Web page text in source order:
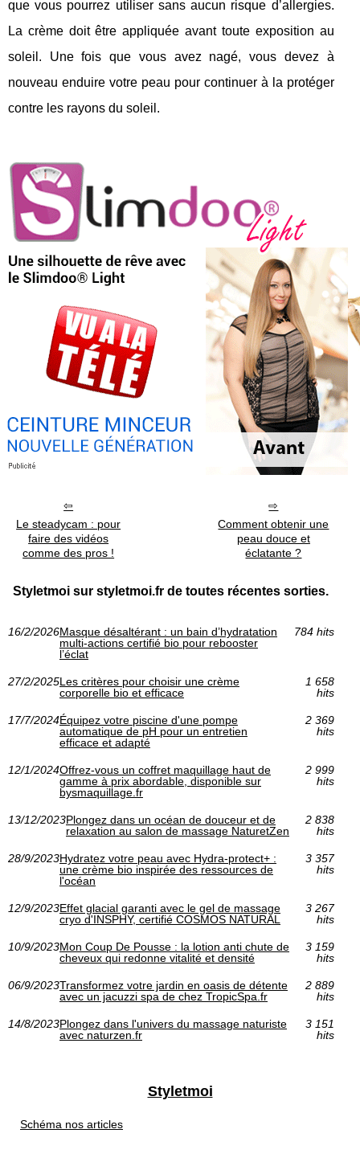
que vous pourrez utiliser sans aucun risque d’allergies.
La crème doit être appliquée avant toute exposition au
soleil. Une fois que vous avez nagé, vous devez à
nouveau enduire votre peau pour continuer à la protéger
contre les rayons du soleil.
Le steadycam : pour
faire des vidéos
comme des pros !
Comment obtenir une
peau douce et
éclatante ?
Styletmoi sur styletmoi.fr de toutes récentes sorties.
16/2/2026Masque désaltérant : un bain d’hydratation
multi-actions certifié bio pour rebooster
l’éclat
784 hits
27/2/2025Les critères pour choisir une crème
corporelle bio et efficace
1 658
hits
17/7/2024Équipez votre piscine d'une pompe
automatique de pH pour un entretien
efficace et adapté
2 369
hits
12/1/2024Offrez-vous un coffret maquillage haut de
gamme à prix abordable, disponible sur
bysmaquillage.fr
2 999
hits
13/12/2023Plongez dans un océan de douceur et de
relaxation au salon de massage NaturetZen
2 838
hits
28/9/2023Hydratez votre peau avec Hydra-protect+ :
une crème bio inspirée des ressources de
l'océan
3 357
hits
12/9/2023Effet glacial garanti avec le gel de massage
cryo d'INSPHY, certifié COSMOS NATURAL
3 267
hits
10/9/2023Mon Coup De Pousse : la lotion anti chute de
cheveux qui redonne vitalité et densité
3 159
hits
06/9/2023Transformez votre jardin en oasis de détente
avec un jacuzzi spa de chez TropicSpa.fr
2 889
hits
14/8/2023Plongez dans l'univers du massage naturiste
avec naturzen.fr
3 151
hits
Styletmoi
Schéma nos articles